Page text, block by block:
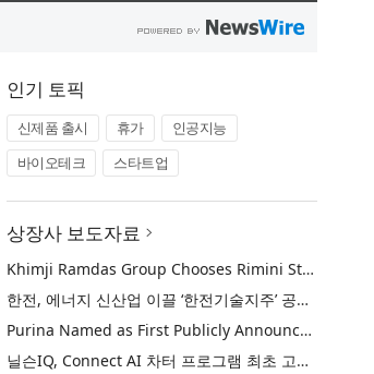
인기 토픽
신제품 출시 휴가
인공지능
바이오테크
스타트업
상장사 보도자료
Khimji Ramdas Group Chooses Rimini Street to Reduce SAP Support Costs, Protect 700+ Customizations and Reinvest Savings in Innovation
한전, 에너지 신산업 이끌 ‘한전기술지주’ 공식 출범
Purina Named as First Publicly Announced NIQ ConnectAI Charter Client
닐슨IQ, Connect AI 차터 프로그램 최초 고객사 ‘퓨리나’ 선정